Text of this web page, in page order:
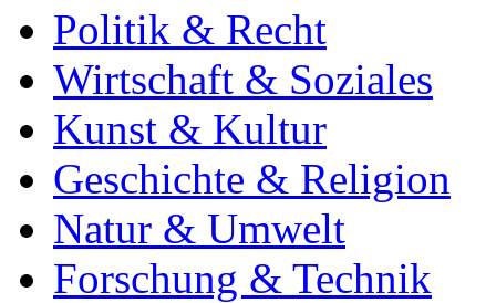
Politik & Recht
Wirtschaft & Soziales
Kunst & Kultur
Geschichte & Religion
Natur & Umwelt
Forschung & Technik